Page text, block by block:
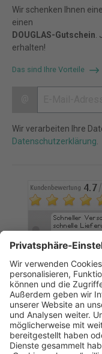
Wir schenken Ihnen
einen
DOUGLAS-Gutschein
erhalten!
Das sind Ihre Vorteile
Wir verarbeiten Ihre
Datenschutzerklärung